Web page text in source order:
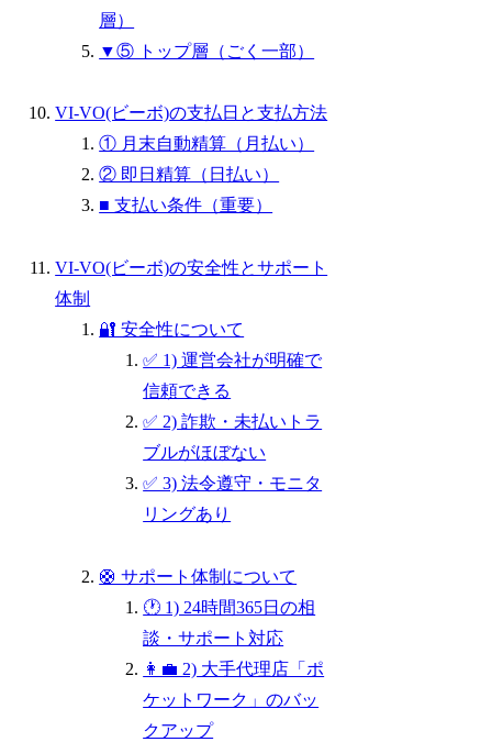
層）
▼⑤ トップ層（ごく一部）
VI-VO(ビーボ)の支払日と支払方法
① 月末自動精算（月払い）
② 即日精算（日払い）
■ 支払い条件（重要）
VI-VO(ビーボ)の安全性とサポート
体制
🔐 安全性について
✅ 1) 運営会社が明確で
信頼できる
✅ 2) 詐欺・未払いトラ
ブルがほぼない
✅ 3) 法令遵守・モニタ
リングあり
🛟 サポート体制について
🕐 1) 24時間365日の相
談・サポート対応
👩‍💼 2) 大手代理店「ポ
ケットワーク」のバッ
クアップ